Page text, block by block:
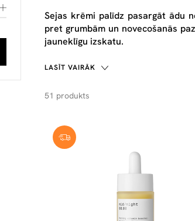
Sejas krēmi palīdz pasargāt ādu
pret grumbām un novecošanās
jauneklīgu izskatu.
LASĪT VAIRĀK
51 produkts